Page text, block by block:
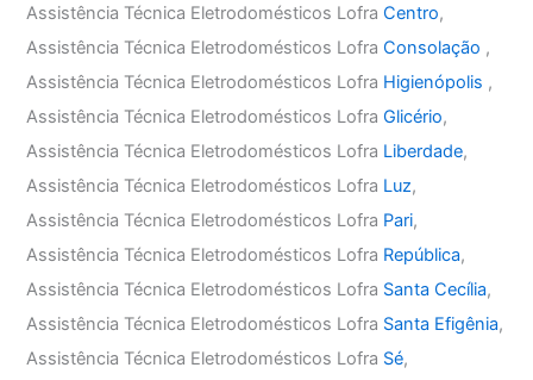
Assistência Técnica Eletrodomésticos LofraCentro,
Assistência Técnica Eletrodomésticos LofraConsolação ,
Assistência Técnica Eletrodomésticos Lofra Higienópolis ,
Assistência Técnica Eletrodomésticos LofraGlicério,
Assistência Técnica Eletrodomésticos Lofra Liberdade,
Assistência Técnica Eletrodomésticos Lofra Luz,
Assistência Técnica Eletrodomésticos Lofra Pari,
Assistência Técnica Eletrodomésticos Lofra República,
Assistência Técnica Eletrodomésticos Lofra Santa Cecília,
Assistência Técnica Eletrodomésticos Lofra Santa Efigênia,
Assistência Técnica Eletrodomésticos Lofra Sé,